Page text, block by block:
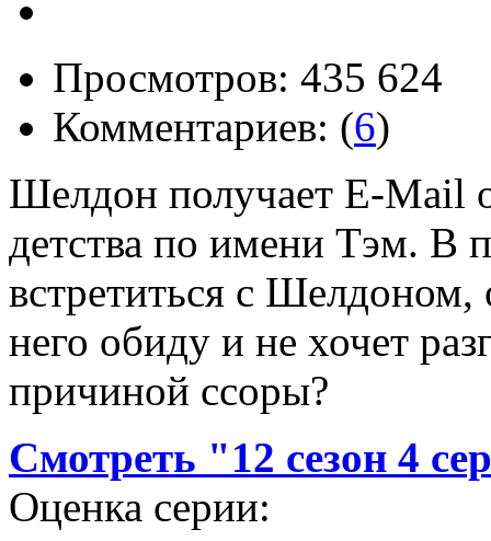
Просмотров: 435 624
Комментариев: (6)
Шелдон получает E-Mail
детства по имени Тэм. В
встретиться с
него обиду и не хочет
причиной ссоры?
Смотреть "12 сезон 4
Оценка серии: